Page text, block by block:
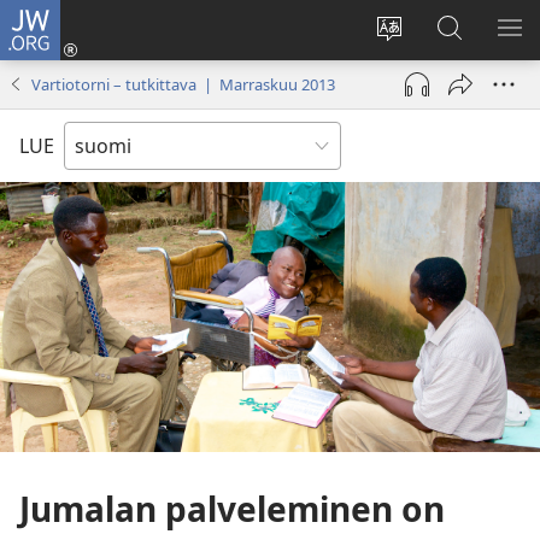
JW.ORG
Vaihda
sivuston
kieli
Kirjaudu
(avaa
uuden
ikkunan)
Hae
JW.ORG-
sivustolta
Vartiotorni – tutkittava | Marraskuu 2013
LUE
Jumalan palveleminen on